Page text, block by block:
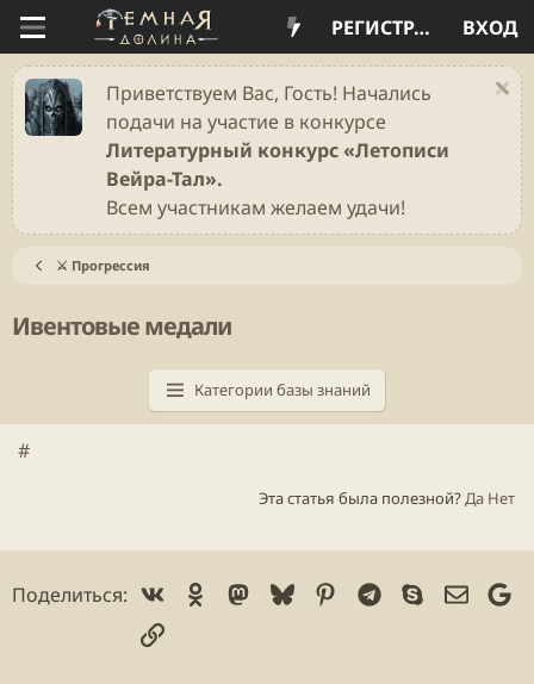
ВХОД
РЕГИСТРАЦИЯ
Приветствуем Вас, Гость! Начались
подачи на участие в конкурсе
Литературный конкурс «Летописи
Вейра-Тал».
Всем участникам желаем удачи!
⚔️ Прогрессия
Ивентовые медали
Категории базы знаний
#
Эта статья была полезной?Да Нет
Поделиться: Vk Ok Mastodon
BlueskyPinterest
Telegram
Skype
Ссылка